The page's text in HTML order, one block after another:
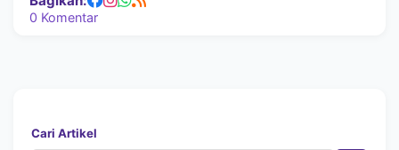
0 Komentar
Cari Artikel